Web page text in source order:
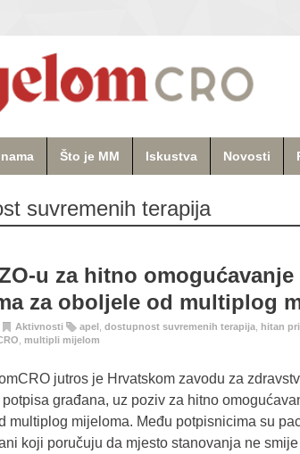
Što je MM Iskustva Novosti
suvremenih terapija
u za hitno
za oboljele od multiplog
Aktivnosti apel dostupnost suvremenih terapija hitan
multipli mijelom
jutros je Hrvatskom zavodu za
građana, uz poziv za hitno
multiplog mijeloma. Među potpisnicima su
koji poručuju da mjesto stanovanja ne